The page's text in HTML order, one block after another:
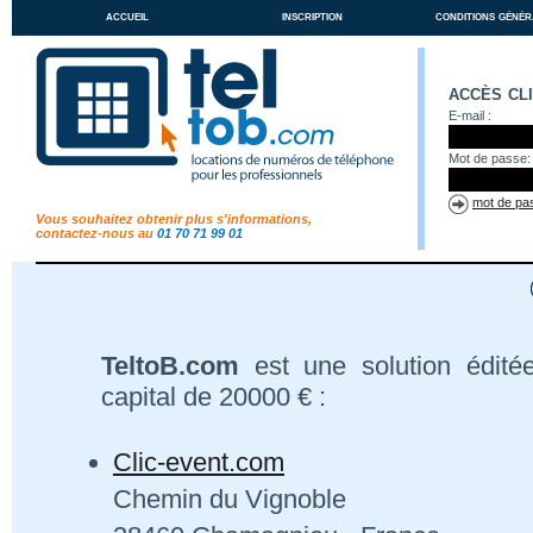
accueil inscription conditions
Vous souhaitez obtenir plus s'informations,
contactez-nous au 01 70 71 99 01
accès
E-mail :
Mot de passe:
mot de
TeltoB.com est une solution
capital de 20000 € :
Clic-event.com
Chemin du Vignoble